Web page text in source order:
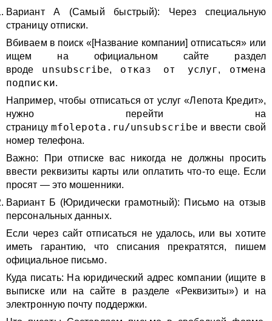
Вариант А (Самый быстрый): Через специальную
страницу отписки.
Вбиваем в поиск «[Название компании] отписаться» или
ищем на официальном сайте раздел
вроде unsubscribe, отказ от услуг, отмена
подписки.
Например, чтобы отписаться от услуг «Лепота Кредит»,
нужно перейти на
страницуmfolepota.ru/unsubscribe и ввести свой
номер телефона.
Важно: При отписке вас никогда не должны просить
ввести реквизиты карты или оплатить что-то еще. Если
просят — это мошенники.
Вариант Б (Юридически грамотный): Письмо на отзыв
персональных данных.
Если через сайт отписаться не удалось, или вы хотите
иметь гарантию, что списания прекратятся, пишем
официальное письмо.
Куда писать: На юридический адрес компании (ищите в
выписке или на сайте в разделе «Реквизиты») и на
электронную почту поддержки.